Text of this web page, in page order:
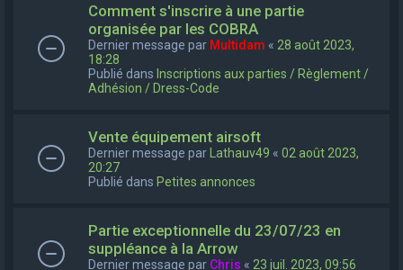
Comment s'inscrire à une partie
organisée par les COBRA
Dernier message par Multidam « 28 août 2023,
18:28
Publié dans Inscriptions aux parties / Règlement /
Adhésion / Dress-Code
Vente équipement airsoft
Dernier message par Lathauv49 « 02 août 2023,
20:27
Publié dans Petites annonces
Partie exceptionnelle du 23/07/23 en
suppléance à la Arrow
Dernier message par Chris « 23 juil. 2023, 09:56